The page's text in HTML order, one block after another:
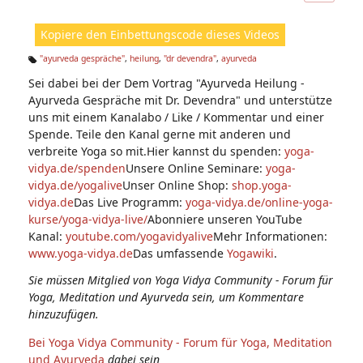
ic
Kopiere den Einbettungscode dieses Videos
g
s:
"ayurveda gespräche", heilung, "dr devendra", ayurveda
Sei dabei bei der Dem Vortrag "Ayurveda Heilung -
Ayurveda Gespräche mit Dr. Devendra" und unterstütze
uns mit einem Kanalabo / Like / Kommentar und einer
Spende. Teile den Kanal gerne mit anderen und
verbreite Yoga so mit.Hier kannst du spenden: yoga-
vidya.de/spendenUnsere Online Seminare: yoga-
vidya.de/yogaliveUnser Online Shop: shop.yoga-
vidya.deDas Live Programm: yoga-vidya.de/online-yoga-
kurse/yoga-vidya-live/Abonniere unseren YouTube
Kanal: youtube.com/yogavidyaliveMehr Informationen:
www.yoga-vidya.deDas umfassende Yogawiki.
Sie müssen Mitglied von Yoga Vidya Community - Forum für
Yoga, Meditation und Ayurveda sein, um Kommentare
hinzuzufügen.
Bei Yoga Vidya Community - Forum für Yoga, Meditation
und Ayurveda dabei sein